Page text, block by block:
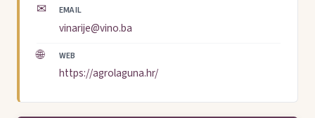
✉ EMAIL
vinarije@vino.ba
🌐 WEB
https://agrolaguna.hr/